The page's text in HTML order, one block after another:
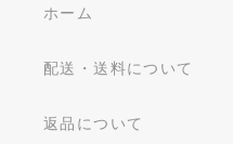
ホーム
配送・送料について
返品について